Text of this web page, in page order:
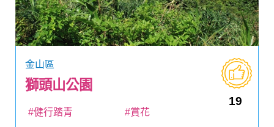
金山區
獅頭山公園
19
#健行踏青 #賞花